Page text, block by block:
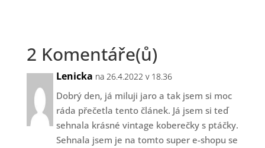
2 Komentáře(ů)
Lenicka na 26.4.2022 v 18.36
Dobrý den, já miluji jaro a tak jsem si moc
ráda přečetla tento článek. Já jsem si teď
sehnala krásné vintage koberečky s ptáčky.
Sehnala jsem je na tomto super e-shopu se